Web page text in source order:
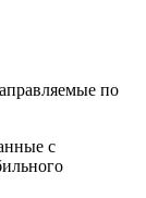
по
с